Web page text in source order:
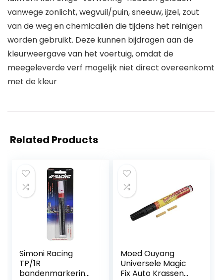
vanwege zonlicht, wegvuil/puin, sneeuw, ijzel, zout
van de weg en chemicaliën die tijdens het reinigen
worden gebruikt. Deze kunnen bijdragen aan de
kleurweergave van het voertuig, omdat de
meegeleverde verf mogelijk niet direct overeenkomt
met de kleur
Related Products
Simoni Racing
TP/1R
bandenmarkering
Moed Ouyang
Universele Magic
Fix Auto Krassen